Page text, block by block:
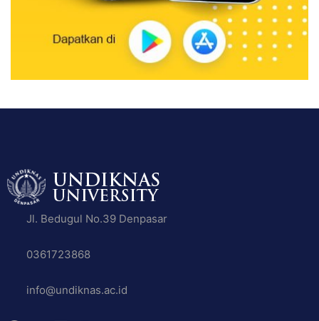
Jl. Bedugul No.39 Denpasar
0361723868
info@undiknas.ac.id